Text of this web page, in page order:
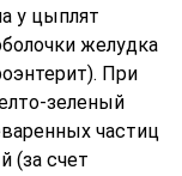
у цыплят
желудка
При
зеленый
частиц
(за счет